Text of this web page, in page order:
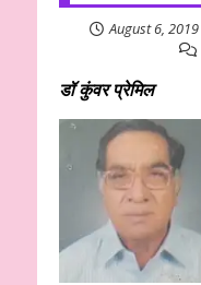
August 6, 2019
डॉ कुंवर प्रेमिल